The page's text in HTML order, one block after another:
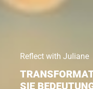
Reflect with Juliane
SIE